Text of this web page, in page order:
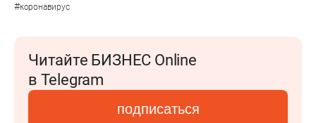
#коронавирус
Читайте БИЗНЕС Online
в Telegram
подписаться